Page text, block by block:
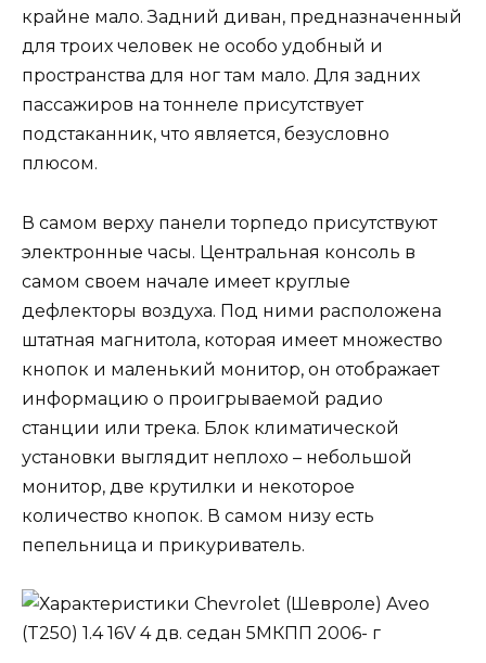
крайне мало. Задний диван, предназначенный
для троих человек не особо удобный и
пространства для ног там мало. Для задних
пассажиров на тоннеле присутствует
подстаканник, что является, безусловно
плюсом.
В самом верху панели торпедо присутствуют
электронные часы. Центральная консоль в
самом своем начале имеет круглые
дефлекторы воздуха. Под ними расположена
штатная магнитола, которая имеет множество
кнопок и маленький монитор, он отображает
информацию о проигрываемой радио
станции или трека. Блок климатической
установки выглядит неплохо – небольшой
монитор, две крутилки и некоторое
количество кнопок. В самом низу есть
пепельница и прикуриватель.